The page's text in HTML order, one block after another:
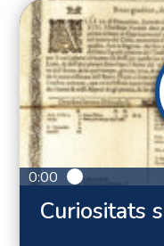
0:00
Curiositats